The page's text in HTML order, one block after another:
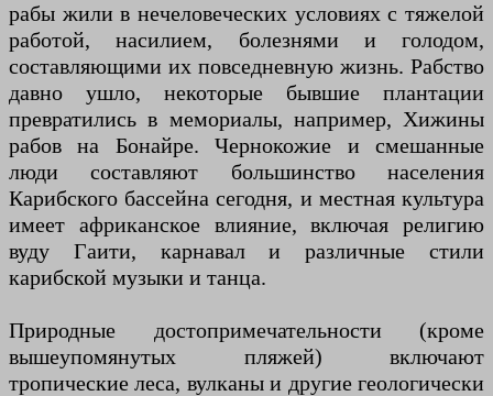
рабы жили в нечеловеческих условиях с тяжелой
работой, насилием, болезнями и голодом,
составляющими их повседневную жизнь. Рабство
давно ушло, некоторые бывшие плантации
превратились в мемориалы, например, Хижины
рабов на Бонайре. Чернокожие и смешанные
люди составляют большинство населения
Карибского бассейна сегодня, и местная культура
имеет африканское влияние, включая религию
вуду Гаити, карнавал и различные стили
карибской музыки и танца.
Природные достопримечательности (кроме
вышеупомянутых пляжей) включают
тропические леса, вулканы и другие геологически